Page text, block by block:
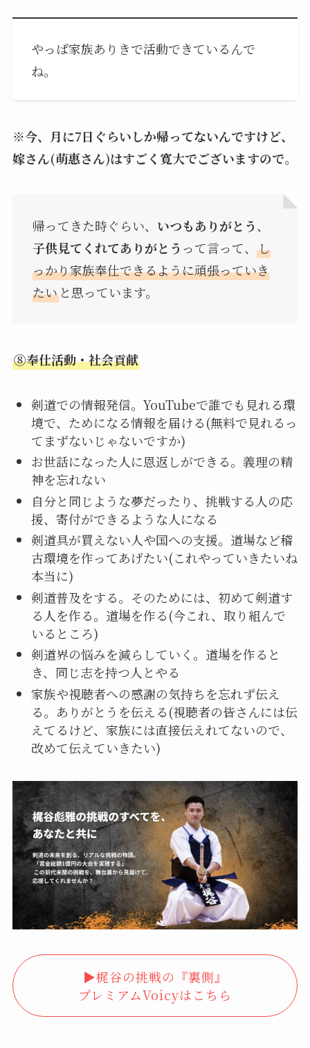
やっぱ家族ありきで活動できているんで
ね。
※今、月に7日ぐらいしか帰ってないんですけど、
嫁さん(萌惠さん)はすごく寛大でございますので。
帰ってきた時ぐらい、 いつもありがとう、
子供見てくれてありがとう って言って、 し
っかり家族奉仕できるように頑張っていき
たいと思っています。
⑧奉仕活動・社会貢献
剣道での情報発信。YouTubeで誰でも見れる環
境で、ためになる情報を届ける(無料で見れるっ
てまずないじゃないですか)
お世話になった人に恩返しができる。義理の精
神を忘れない
自分と同じような夢だったり、挑戦する人の応
援、寄付ができるような人になる
剣道具が買えない人や国への支援。道場など稽
古環境を作ってあげたい(これやっていきたいね
本当に)
剣道普及をする。そのためには、初めて剣道す
る人を作る。道場を作る(今これ、取り組んで
いるところ)
剣道界の悩みを減らしていく。道場を作ると
き、同じ志を持つ人とやる
家族や視聴者への感謝の気持ちを忘れず伝え
る。ありがとうを伝える(視聴者の皆さんには伝
えてるけど、家族には直接伝えれてないので、
改めて伝えていきたい)
▶︎梶谷の挑戦の『裏側』
プレミアムVoicyはこちら